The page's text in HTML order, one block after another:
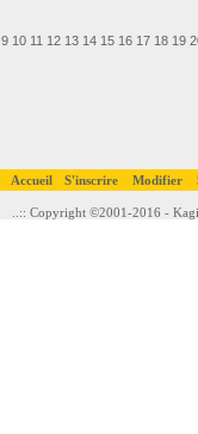
9 10 11 12 13 14 15 16 17 18 19
Accueil S'inscrire Modifier
..:: Copyright ©2001-2016 -